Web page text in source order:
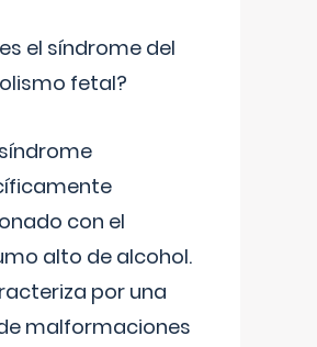
el síndrome del
fetal?
con el
alto de alcohol.
por una
malformaciones